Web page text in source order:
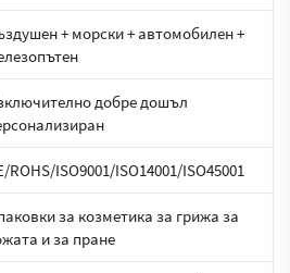
+ морски + автомобилен +
добре дошъл
ROHS/ISO9001/ISO14001/ISO45001
за козметика за грижа за
и за пране